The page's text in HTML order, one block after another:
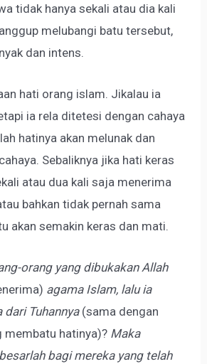
tidak hanya sekali atau dia kali
melubangi batu tersebut,
dan intens.
hati orang islam. Jikalau ia
ia rela ditetesi dengan cahaya
hatinya akan melunak dan
Sebaliknya jika hati keras
atau dua kali saja menerima
bahkan tidak pernah sama
akan semakin keras dan mati.
orang yang dibukakan Allah
agama Islam, lalu ia
dari Tuhannya (sama dengan
membatu hatinya)? Maka
bagi mereka yang telah